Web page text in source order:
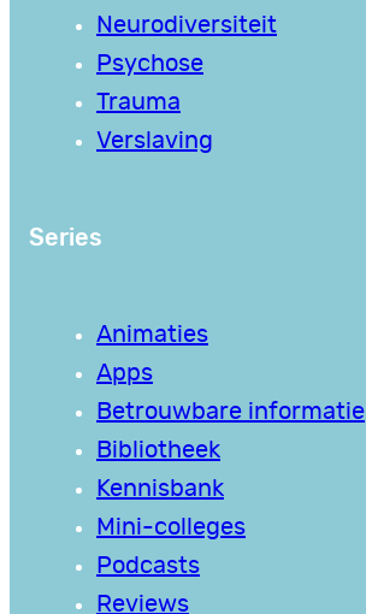
Neurodiversiteit
Psychose
Trauma
Verslaving
Series
Animaties
Apps
Betrouwbare informatie
Bibliotheek
Kennisbank
Mini-colleges
Podcasts
Reviews